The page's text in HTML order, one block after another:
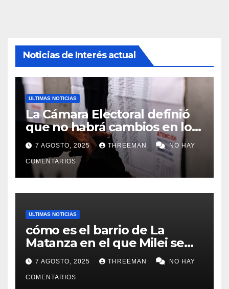
Noticias de Interés actual
ULTIMAS NOTICIAS
La Cámara Electoral definió
que no habrá cambios en los
lugares de votación en La
Matanza
7 AGOSTO, 2025 THREEMAN NO HAY
COMENTARIOS
ULTIMAS NOTICIAS
cómo es el barrio de La
Matanza en el que Milei se
sacó la foto de lanzamiento
de campaña en provincia de
Buenos Aires
7 AGOSTO, 2025 THREEMAN NO HAY
COMENTARIOS